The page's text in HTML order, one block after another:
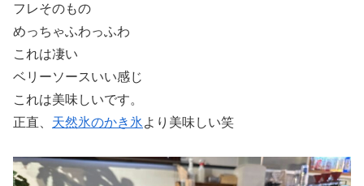
フレそのもの
めっちゃふわっふわ
これは凄い
ベリーソースいい感じ
これは美味しいです。
正直、 天然氷のかき氷より美味しい笑